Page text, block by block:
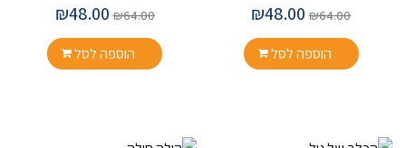
₪64.00
₪48.00
הוספה לסל
₪64.00
₪48.00
הוספה לסל